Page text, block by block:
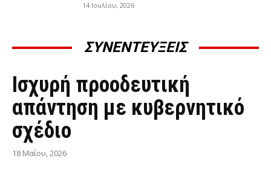
14 Ιουλίου, 2026
ΣΥΝΕΝΤΕΥΞΕΙΣ
ΣΥΝΕΝΤΕΎΞΕΙΣ
Ισχυρή προοδευτική
απάντηση με κυβερνητικό
σχέδιο
18 Μαΐου, 2026